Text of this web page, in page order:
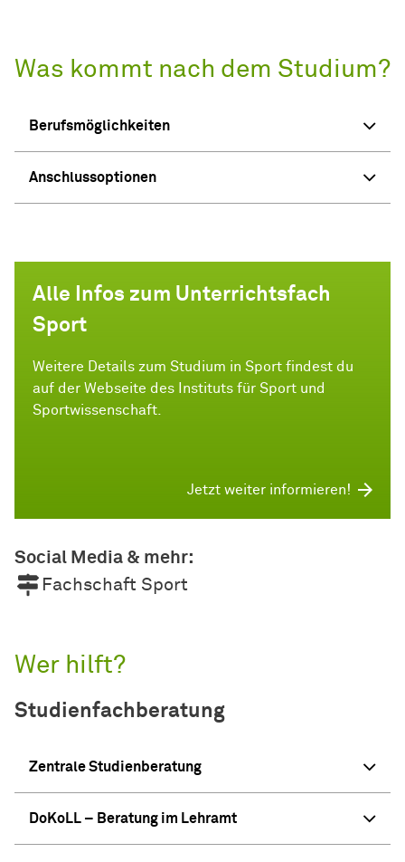
Was kommt nach dem Studium?
Berufsmöglichkeiten
Anschlussoptionen
Alle Infos zum Unterrichtsfach
Sport
Weitere Details zum Studium in Sport findest du
auf der Webseite des Instituts für Sport und
Sportwissenschaft.
Jetzt weiter informieren!
Social Media & mehr:
Fachschaft Sport
Wer hilft?
Studienfachberatung
Zentrale Studienberatung
DoKoLL – Beratung im Lehramt